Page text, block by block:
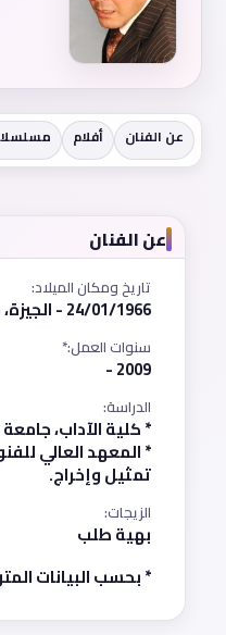
عن الفنان أفلام
عن الفنان
تاريخ ومكان الميلاد:
24/01/1966 - الجيزة، مصر
سنوات العمل:*
2009 -
الدراسة:
* كلية الآداب، جامعة
تمثيل وإخراج.
الزيجات:
بهية طلب
* بحسب البيانات